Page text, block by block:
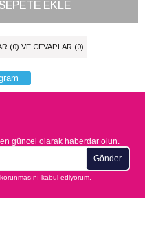
(0) VE CEVAPLAR (0)
güncel olarak haberdar olun.
Gönder
korunmasını kabul ediyorum.